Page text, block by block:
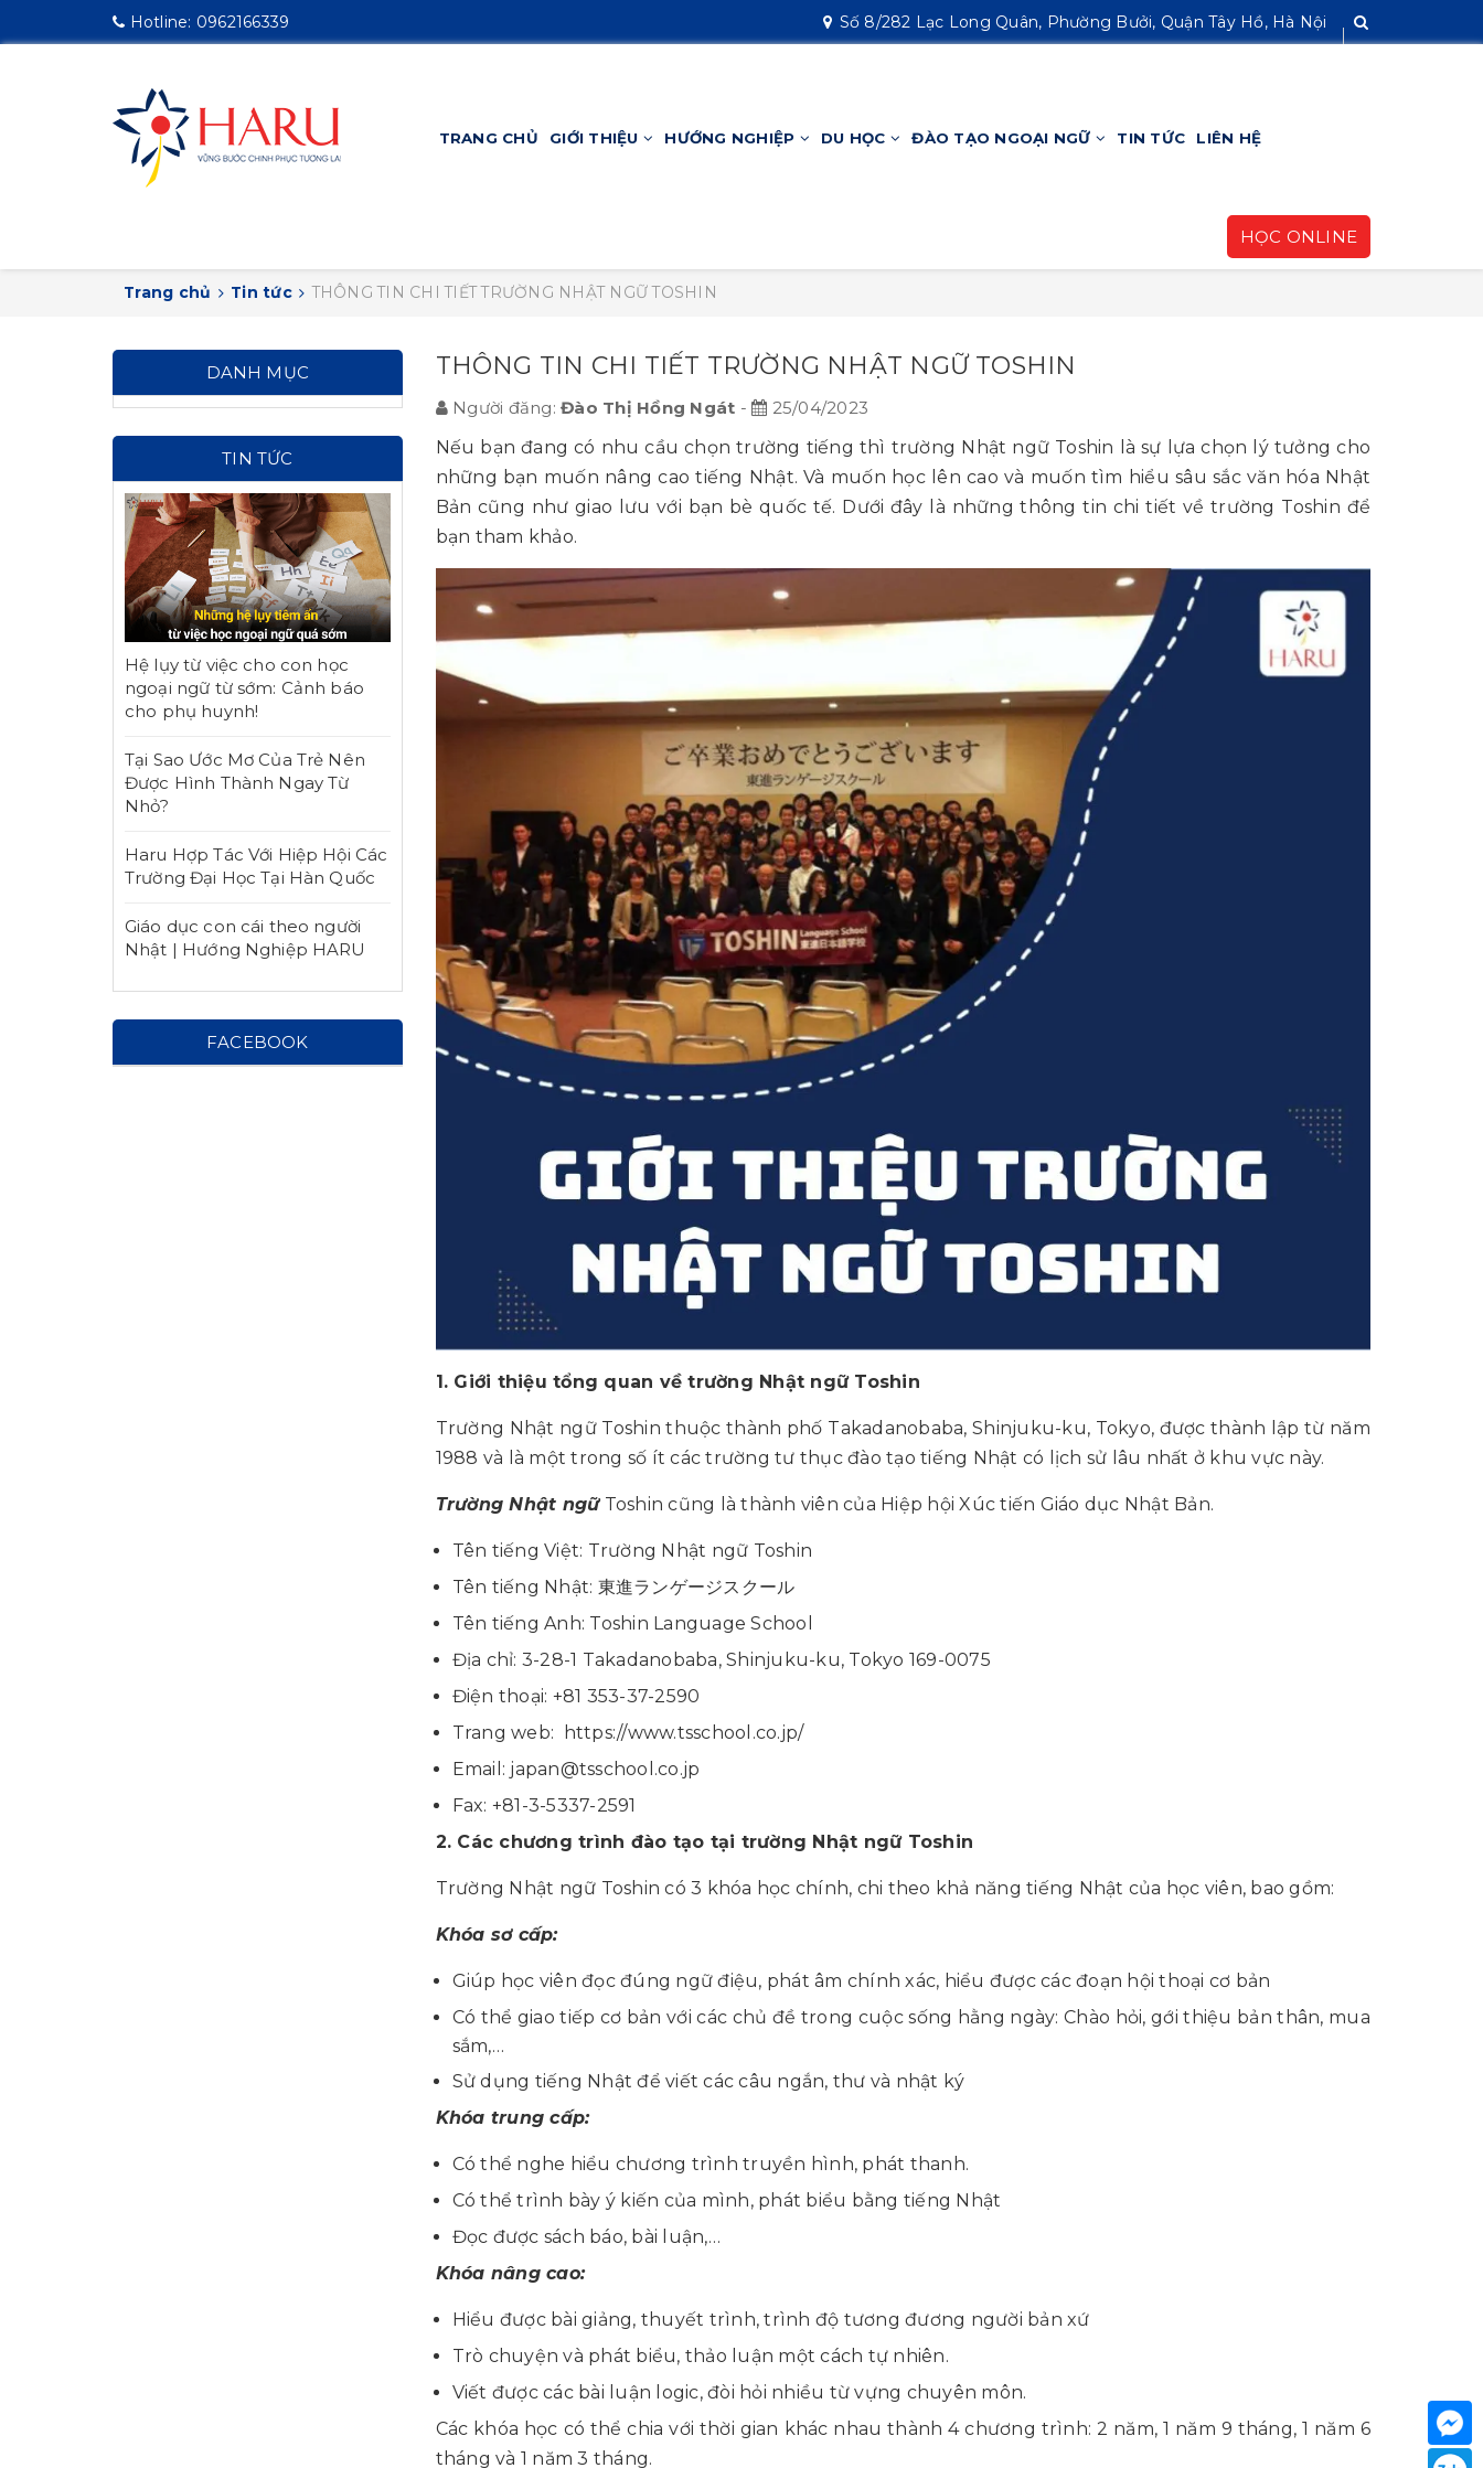
Hotline: 0962166339 Số 8/282 Lạc Long Quân, Phường Bưởi, Quận Tây Hồ, Hà Nội
TRANG CHỦ GIỚI THIỆU HƯỚNG NGHIỆP DU HỌC ĐÀO TẠO NGOẠI NGỮ TIN TỨC LIÊN HỆ
HỌC ONLINE
Trang chủ Tin tức THÔNG TIN CHI TIẾT TRƯỜNG NHẬT NGỮ TOSHIN
THÔNG TIN CHI TIẾT TRƯỜNG NHẬT NGỮ TOSHIN
Người đăng: Đào Thị Hồng Ngát -
25/04/2023
Nếu bạn đang có nhu cầu chọn trường tiếng thì trường Nhật ngữ Toshin là sự lựa chọn lý tưởng cho
những bạn muốn nâng cao tiếng Nhật. Và muốn học lên cao và muốn tìm hiểu sâu sắc văn hóa Nhật
Bản cũng như giao lưu với bạn bè quốc tế. Dưới đây là những thông tin chi tiết về trường Toshin để
bạn tham khảo.
1. Giới thiệu tổng quan về trường Nhật ngữ Toshin
Trường Nhật ngữ Toshin thuộc thành phố Takadanobaba, Shinjuku-ku, Tokyo, được thành lập từ năm
1988 và là một trong số ít các trường tư thục đào tạo tiếng Nhật có lịch sử lâu nhất ở khu vực này.
Trường Nhật ngữToshin cũng là thành viên của Hiệp hội Xúc tiến Giáo dục Nhật Bản.
Tên tiếng Việt: Trường Nhật ngữ Toshin
Tên tiếng Nhật: 東進ランゲージスクール
Tên tiếng Anh: Toshin Language School
Địa chỉ: 3-28-1 Takadanobaba, Shinjuku-ku, Tokyo 169-0075
Điện thoại: +81 353-37-2590
Trang web:
https://www.tsschool.co.jp/
Email: japan@tsschool.co.jp
Fax: +81-3-5337-2591
2. Các chương trình đào tạo tại trường Nhật ngữ Toshin
Trường Nhật ngữ Toshin có 3 khóa học chính, chi theo khả năng tiếng Nhật của học viên, bao gồm:
Khóa sơ cấp:
Giúp học viên đọc đúng ngữ điệu, phát âm chính xác, hiểu được các đoạn hội thoại cơ bản
Có thể giao tiếp cơ bản với các chủ đề trong cuộc sống hằng ngày: Chào hỏi, gới thiệu bản thân, mua
sắm,…
Sử dụng tiếng Nhật để viết các câu ngắn, thư và nhật ký
Khóa trung cấp:
Có thể nghe hiểu chương trình truyền hình, phát thanh.
Có thể trình bày ý kiến của mình, phát biểu bằng tiếng Nhật
Đọc được sách báo, bài luận,…
Khóa nâng cao:
Hiểu được bài giảng, thuyết trình, trình độ tương đương người bản xứ
Trò chuyện và phát biểu, thảo luận một cách tự nhiên.
Viết được các bài luận logic, đòi hỏi nhiều từ vựng chuyên môn.
Các khóa học có thể chia với thời gian khác nhau thành 4 chương trình: 2 năm, 1 năm 9 tháng, 1 năm 6
tháng và 1 năm 3 tháng.
DANH MỤC
TIN TỨC
Hệ lụy từ việc cho con học
ngoại ngữ từ sớm: Cảnh báo
cho phụ huynh!
Tại Sao Ước Mơ Của Trẻ Nên
Được Hình Thành Ngay Từ
Nhỏ?
Haru Hợp Tác Với Hiệp Hội Các
Trường Đại Học Tại Hàn Quốc
Giáo dục con cái theo người
Nhật | Hướng Nghiệp HARU
FACEBOOK